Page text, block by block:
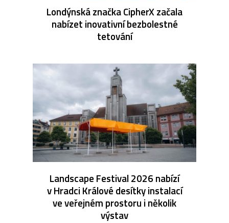
Londýnská značka CipherX začala
nabízet inovativní bezbolestné
tetování
Landscape Festival 2026 nabízí
v Hradci Králové desítky instalací
ve veřejném prostoru i několik
výstav